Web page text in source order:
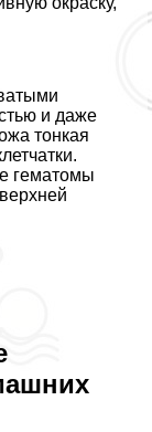
и даже
тонкая
гематомы